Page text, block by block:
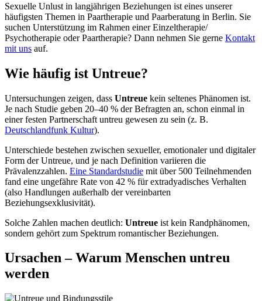
Sexuelle Unlust in langjährigen Beziehungen ist eines unserer
häufigsten Themen in Paartherapie und Paarberatung in Berlin. Sie
suchen Unterstützung im Rahmen einer Einzeltherapie/
Psychotherapie oder Paartherapie? Dann nehmen Sie gerne Kontakt
mit uns auf.
Wie häufig ist Untreue?
Untersuchungen zeigen, dass Untreue kein seltenes Phänomen ist.
Je nach Studie geben 20–40 % der Befragten an, schon einmal in
einer festen Partnerschaft untreu gewesen zu sein (z. B.
Deutschlandfunk Kultur).
Unterschiede bestehen zwischen sexueller, emotionaler und digitaler
Form der Untreue, und je nach Definition variieren die
Prävalenzzahlen. Eine Standardstudie mit über 500 Teilnehmenden
fand eine ungefähre Rate von 42 % für extradyadisches Verhalten
(also Handlungen außerhalb der vereinbarten
Beziehungsexklusivität).
Solche Zahlen machen deutlich: Untreue ist kein Randphänomen,
sondern gehört zum Spektrum romantischer Beziehungen.
Ursachen – Warum Menschen untreu
werden